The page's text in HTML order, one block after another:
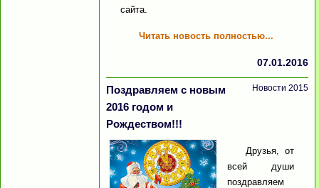
сайта.
Читать новость полностью...
07.01.2016
Поздравляем с новым
2016 годом и
Рождеством!!!
Новости 2015
Друзья, от
всей души
поздравляем